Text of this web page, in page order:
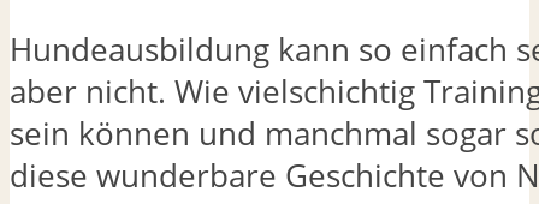
Hundeausbildung kann so einfach
aber nicht. Wie vielschichtig
sein können und manchmal sogar
diese wunderbare Geschichte von